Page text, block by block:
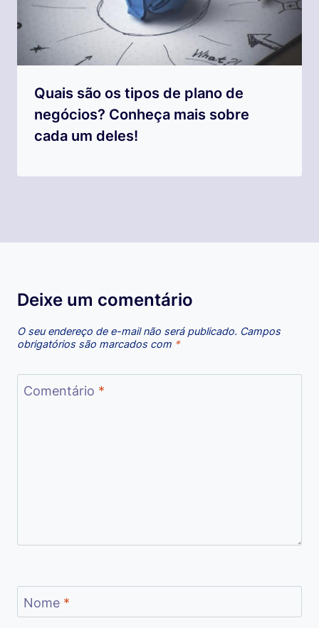
Quais são os tipos de plano de
negócios? Conheça mais sobre
cada um deles!
Deixe um comentário
O seu endereço de e-mail não será publicado. Campos
obrigatórios são marcados com *
Comentário *
Nome *